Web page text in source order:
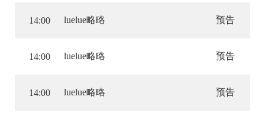
14:00 luelue略略 预告
14:00 luelue略略 预告
14:00 luelue略略 预告